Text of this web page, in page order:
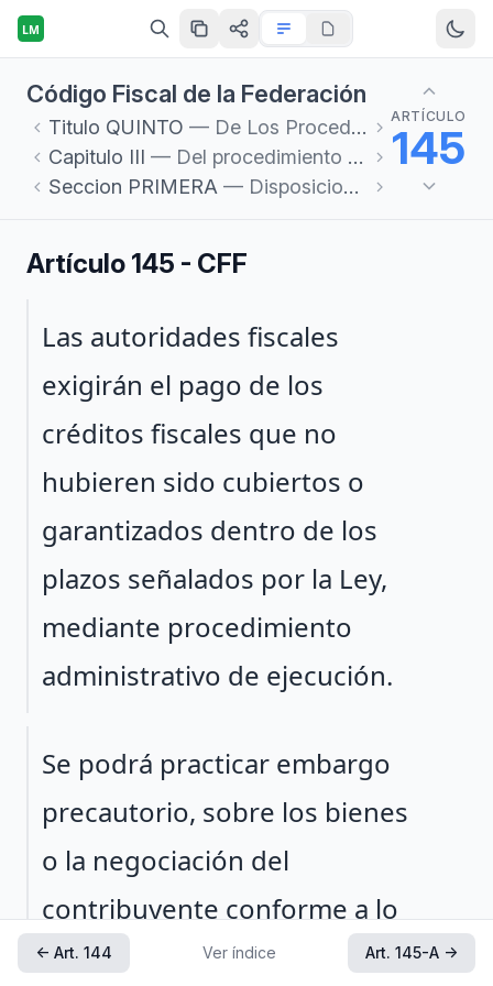
LM
Código Fiscal de la Federación
Titulo QUINTO — De Los Procedimientos Administrativos
Capitulo III — Del procedimiento administrativo de ejecución
Seccion PRIMERA — Disposiciones Generales
ARTÍCULO
145
Artículo 145 - CFF
Párrafo 1
Las autoridades fiscales
exigirán el pago de los
créditos fiscales que no
hubieren sido cubiertos o
garantizados dentro de los
plazos señalados por la Ley,
mediante procedimiento
administrativo de ejecución.
Párrafo 2
Se podrá practicar embargo
precautorio, sobre los bienes
o la negociación del
contribuyente conforme a lo
siguiente:
← Art. 144 Ver índice Art. 145-A →